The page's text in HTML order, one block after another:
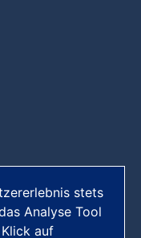
stets
Analyse Tool
auf